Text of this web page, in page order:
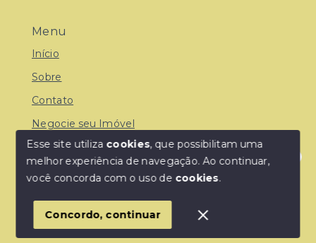
Olá! Estamos disponíveis para te ajudar.
Menu
Início
Sobre
Contato
Negocie seu Imóvel
© Copyright 2026 - Central Park Imob - Todos os
SITE PARA IMOBILIARIA
Esse site utiliza cookies, que possibilitam uma
melhor experiência de navegação.Ao continuar,
você concorda com o uso de cookies.
Concordo, continuar